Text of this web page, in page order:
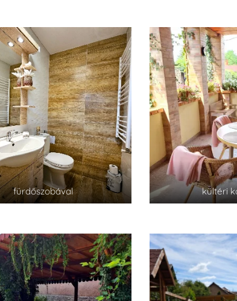
fürdőszobával kültéri